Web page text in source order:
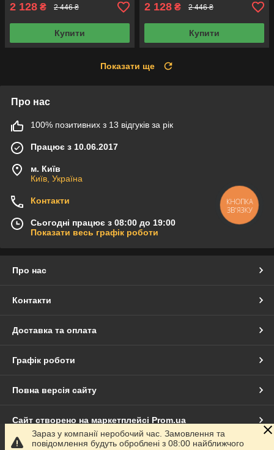
2 128 ₴ 2 446 ₴
Купити
2 128 ₴ 2 446 ₴
Купити
Показати ще
Про нас
100% позитивних з 13 відгуків за рік
Працює з 10.06.2017
м. Київ
Київ, Україна
Контакти
Сьогодні працює з 08:00 до 19:00
Показати весь графік роботи
Про нас
Контакти
Доставка та оплата
Графік роботи
Повна версія сайту
Сайт створено на маркетплейсі Prom.ua
Зараз у компанії неробочий час. Замовлення та
повідомлення будуть оброблені з 08:00 найближчого
КНОПКА
ЗВ'ЯЗКУ